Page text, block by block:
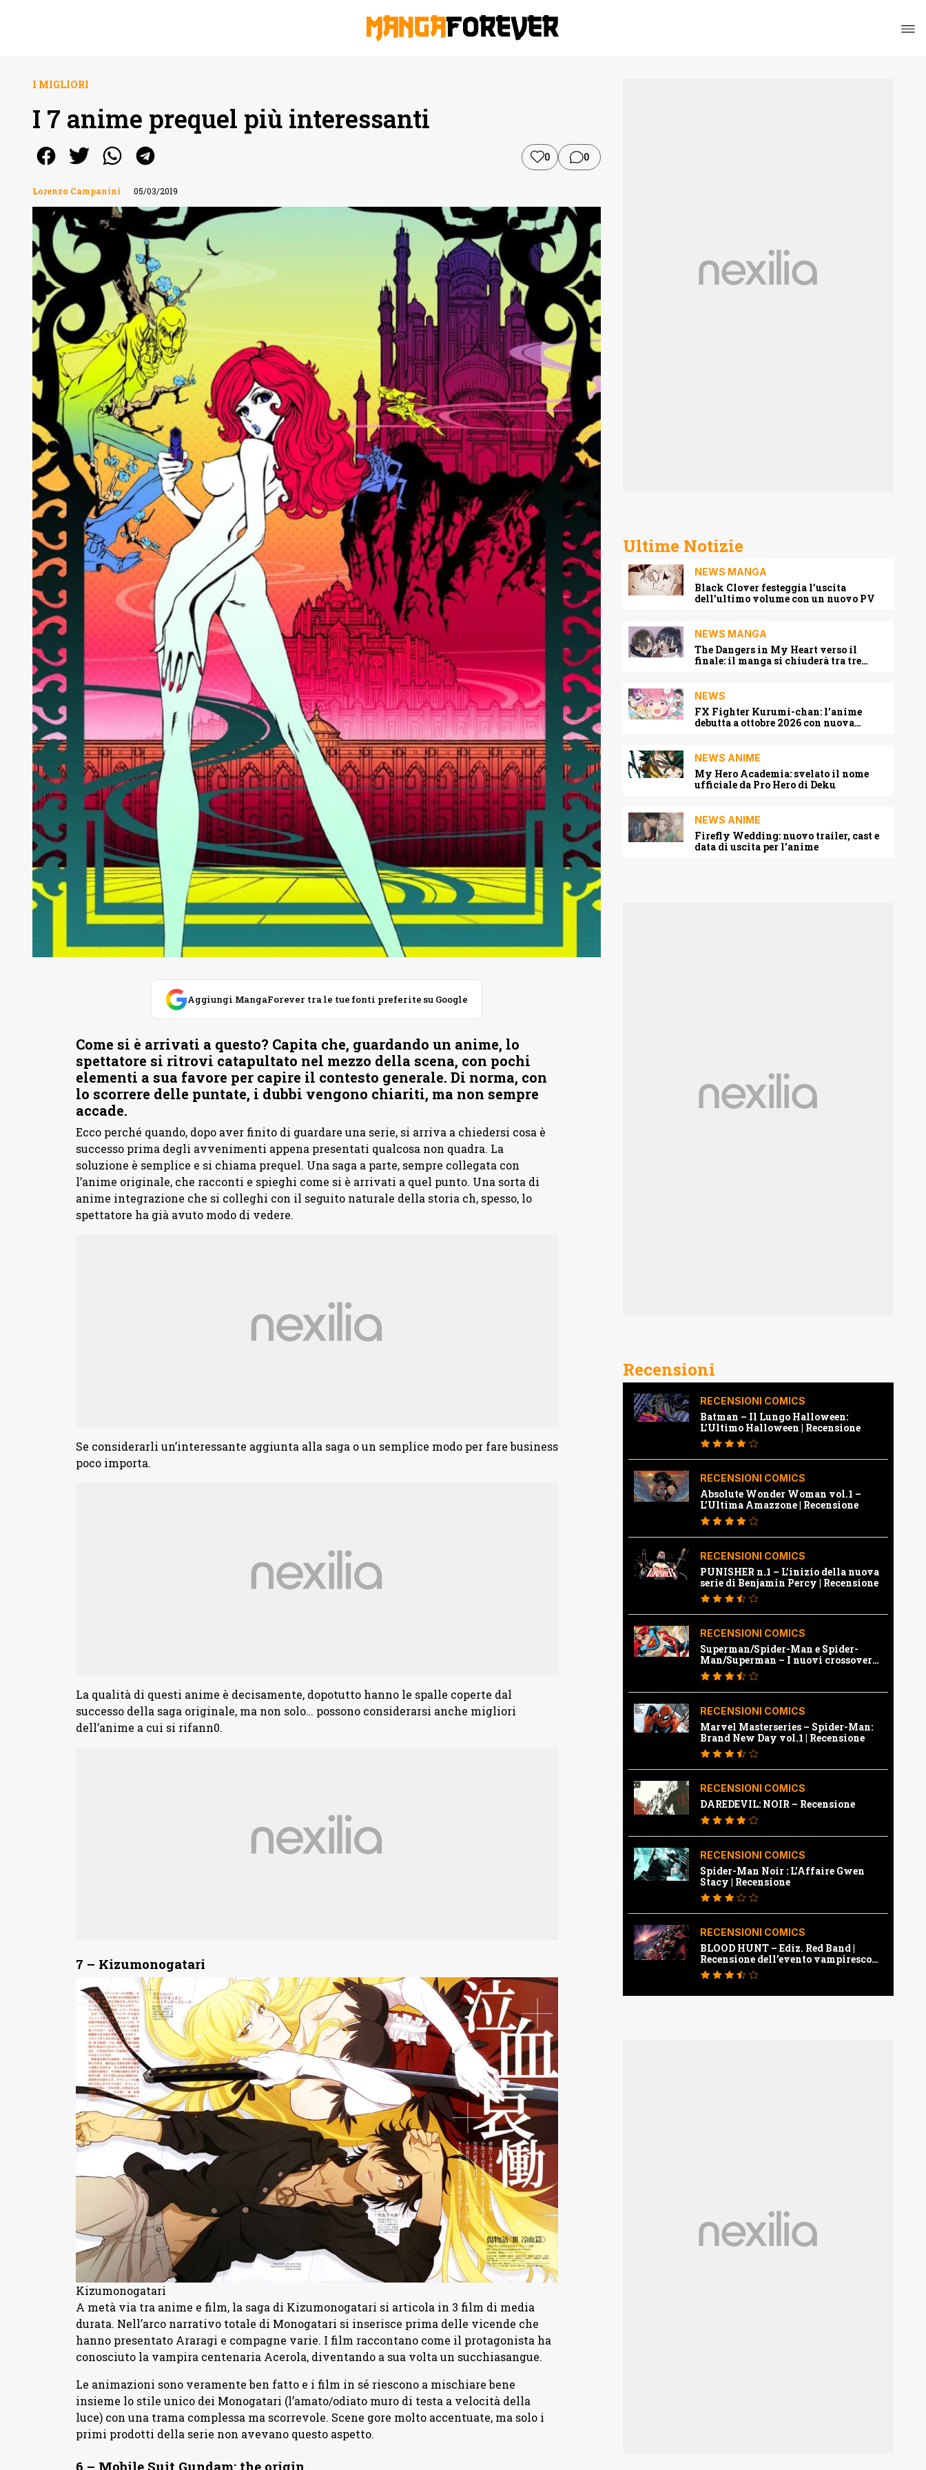
I MIGLIORI
I 7 anime prequel più interessanti
0 0
Lorenzo Campanini 05/03/2019
Aggiungi MangaForever tra le tue fonti preferite su Google
Come si è arrivati a questo? Capita che, guardando un anime, lo
spettatore si ritrovi catapultato nel mezzo della scena, con pochi
elementi a sua favore per capire il contesto generale. Di norma, con
lo scorrere delle puntate, i dubbi vengono chiariti, ma non sempre
accade.
Ecco perché quando, dopo aver finito di guardare una serie, si arriva a chiedersi cosa è
successo prima degli avvenimenti appena presentati qualcosa non quadra. La
soluzione è semplice e si chiama prequel. Una saga a parte, sempre collegata con
l’anime originale, che racconti e spieghi come si è arrivati a quel punto. Una sorta di
anime integrazione che si colleghi con il seguito naturale della storia ch, spesso, lo
spettatore ha già avuto modo di vedere.
Se considerarli un’interessante aggiunta alla saga o un semplice modo per fare business
poco importa.
La qualità di questi anime è decisamente, dopotutto hanno le spalle coperte dal
successo della saga originale, ma non solo… possono considerarsi anche migliori
dell’anime a cui si rifann0.
7 – Kizumonogatari
Kizumonogatari
A metà via tra anime e film, la saga di Kizumonogatari si articola in 3 film di media
durata. Nell’arco narrativo totale di Monogatari si inserisce prima delle vicende che
hanno presentato Araragi e compagne varie. I film raccontano come il protagonista ha
conosciuto la vampira centenaria Acerola, diventando a sua volta un succhiasangue.
Le animazioni sono veramente ben fatto e i film in sé riescono a mischiare bene
insieme lo stile unico dei Monogatari (l’amato/odiato muro di testa a velocità della
luce) con una trama complessa ma scorrevole. Scene gore molto accentuate, ma solo i
primi prodotti della serie non avevano questo aspetto.
6 – Mobile Suit Gundam: the origin
Ultime Notizie
NEWS MANGA
Black Clover festeggia l’uscita
dell’ultimo volume con un nuovo PV
NEWS MANGA
The Dangers in My Heart verso il
finale: il manga si chiuderà tra tre
NEWS
FX Fighter Kurumi-chan: l’anime
debutta a ottobre 2026 con nuova
NEWS ANIME
My Hero Academia: svelato il nome
ufficiale da Pro Hero di Deku
NEWS ANIME
Firefly Wedding: nuovo trailer, cast e
data di uscita per l’anime
Recensioni
RECENSIONI COMICS
Batman – Il Lungo Halloween:
L’Ultimo Halloween | Recensione
RECENSIONI COMICS
Absolute Wonder Woman vol.1 –
L’Ultima Amazzone | Recensione
RECENSIONI COMICS
PUNISHER n.1 – L’inizio della nuova
serie di Benjamin Percy | Recensione
RECENSIONI COMICS
Superman/Spider-Man e Spider-
Man/Superman – I nuovi crossover
Marvel e Dc | Recensione
RECENSIONI COMICS
Marvel Masterseries – Spider-Man:
Brand New Day vol.1 | Recensione
RECENSIONI COMICS
DAREDEVIL: NOIR – Recensione
RECENSIONI COMICS
Spider-Man Noir : L’Affaire Gwen
Stacy | Recensione
RECENSIONI COMICS
BLOOD HUNT – Ediz. Red Band |
Recensione dell’evento vampiresco
della Marvel